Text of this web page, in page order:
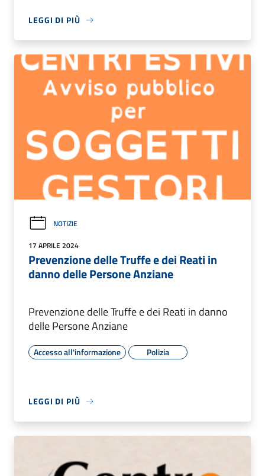
LEGGI DI PIÙ
NOTIZIE
17 APRILE 2024
Prevenzione delle Truffe e dei Reati in
danno delle Persone Anziane
Prevenzione delle Truffe e dei Reati in danno
delle Persone Anziane
Accesso all'informazione Polizia
LEGGI DI PIÙ